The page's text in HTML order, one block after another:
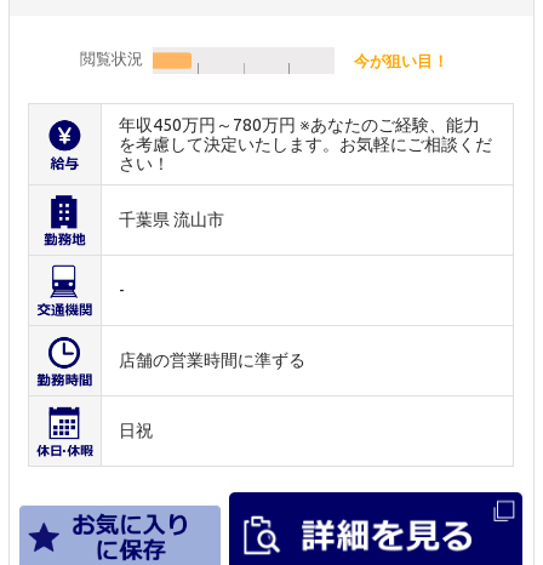
閲覧状況 今が狙い目！
年収450万円～780万円 ※あなたのご経験、能力
を考慮して決定いたします。お気軽にご相談くだ
さい！
千葉県 流山市
-
店舗の営業時間に準ずる
日祝